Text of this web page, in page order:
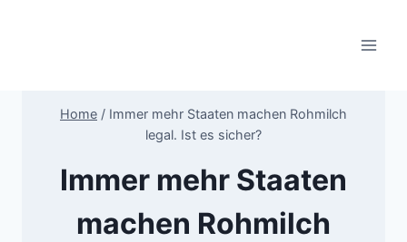
Home / Immer mehr Staaten machen Rohmilch
legal. Ist es sicher?
Immer mehr Staaten
machen Rohmilch